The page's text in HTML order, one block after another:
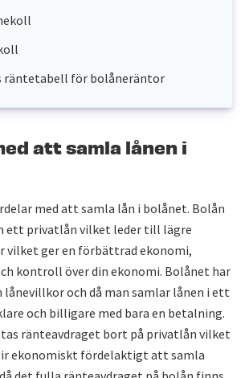
räntetabell för bolåneräntor
att samla lånen i
med att samla lån i bolånet. Bolån
ett privatlån vilket leder till lägre
vilket ger en förbättrad ekonomi,
kontroll över din ekonomi. Bolånet har
och då man samlar lånen i ett
och billigare med bara en betalning.
tas ränteavdraget bort på privatlån vilket
ekonomiskt fördelaktigt att samla